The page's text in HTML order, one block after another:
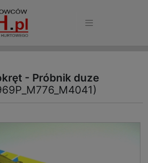
- Próbnik duze